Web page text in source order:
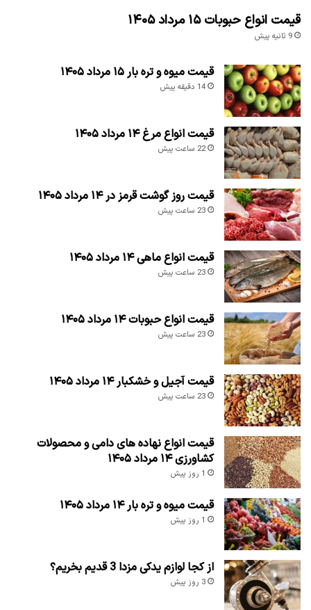
قیمت انواع حبوبات ۱۵ مرداد ۱۴۰۵
9 ثانیه پیش
قیمت میوه و تره بار ۱۵ مرداد ۱۴۰۵
14 دقیقه پیش
قیمت انواع مرغ ۱۴ مرداد ۱۴۰۵
22 ساعت پیش
قیمت روز گوشت قرمز در ۱۴ مرداد ۱۴۰۵
23 ساعت پیش
قیمت انواع ماهی ۱۴ مرداد ۱۴۰۵
23 ساعت پیش
قیمت انواع حبوبات ۱۴ مرداد ۱۴۰۵
23 ساعت پیش
قیمت آجیل و خشکبار ۱۴ مرداد ۱۴۰۵
23 ساعت پیش
قیمت انواع نهاده های دامی و محصولات
کشاورزی ۱۴ مرداد ۱۴۰۵
1 روز پیش
قیمت میوه و تره بار ۱۴ مرداد ۱۴۰۵
1 روز پیش
از کجا لوازم یدکی مزدا 3 قدیم بخریم؟
3 روز پیش